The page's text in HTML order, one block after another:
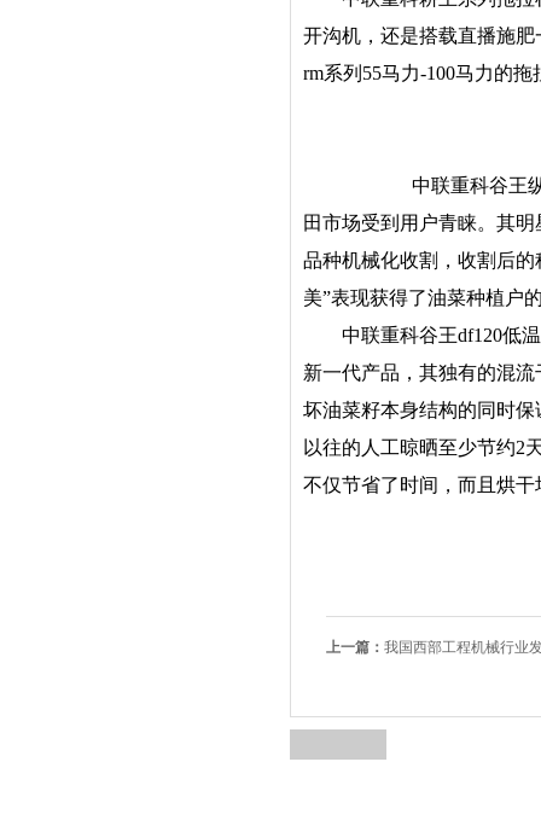
开沟机，还是搭载直播施
rm系列55马力-100马力的
中联重科谷王
田市场受到用户青睐。其
品种机械化收割，收割后
美”表现获得了油菜种植户
中联重科谷王df120低温
新一代产品，其独有的混
坏油菜籽本身结构的同时
以往的人工晾晒至少节约2
不仅节省了时间，而且烘
上一篇：我国西部工程机械行业